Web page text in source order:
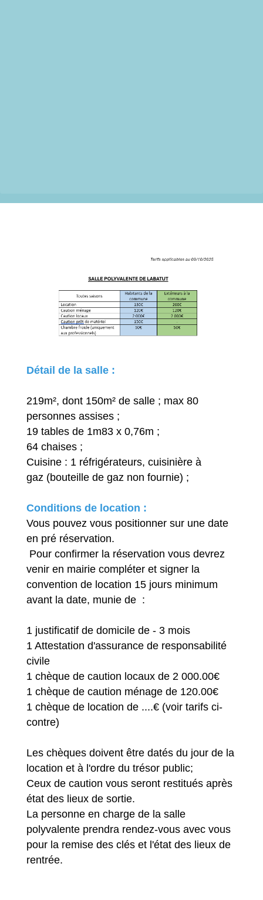
Détail de la salle :
219m², dont 150m² de salle ; max 80
personnes assises ;
19 tables de 1m83 x 0,76m ;
64 chaises ;
Cuisine : 1 réfrigérateurs, cuisinière à
gaz (bouteille de gaz non fournie) ;
Conditions de location :
Vous pouvez vous positionner sur une date
en pré réservation.
Pour confirmer la réservation vous devrez
venir en mairie compléter et signer la
convention de location 15 jours minimum
avant la date, munie de :
1 justificatif de domicile de - 3 mois
1 Attestation d'assurance de responsabilité
civile
1 chèque de caution locaux de 2 000.00€
1 chèque de caution ménage de 120.00€
1 chèque de location de ....€ (voir tarifs ci-
contre)
Les chèques doivent être datés du jour de la
location et à l'ordre du trésor public;
Ceux de caution vous seront restitués après
état des lieux de sortie.
La personne en charge de la salle
polyvalente prendra rendez-vous avec vous
pour la remise des clés et l'état des lieux de
rentrée.